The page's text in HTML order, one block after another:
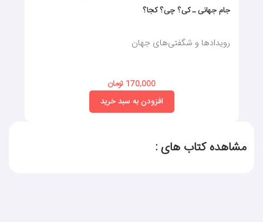
جام جهانی ـ کی؟‌ چی؟ کجا؟
رویدادها‌ و‌ شگفتی‌های‌ جهان
170,000 تومان
افزودن به سبد خرید
مشاهده کتاب های :